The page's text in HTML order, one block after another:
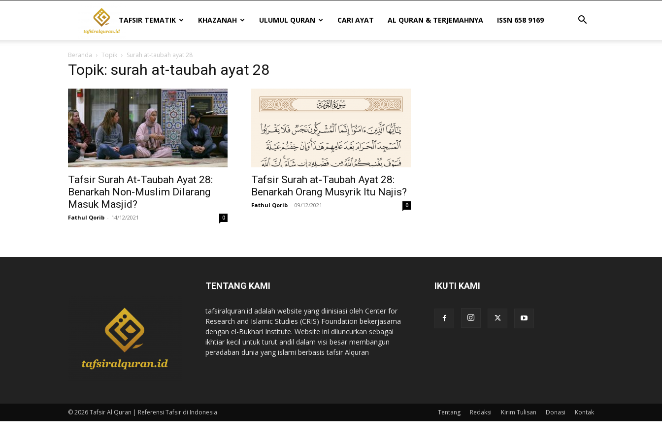
Tafsir
Al
Quran
Referensi
Tafsir
di
TAFSIR TEMATIK KHAZANAH ULUMUL QURAN CARI AYAT AL QURAN & TERJEMAHNYA ISSN 658 9169
Beranda Topik Surah at-taubah ayat 28
Topik: surah at-taubah ayat 28
Tafsir Surah At-Taubah Ayat 28:
Benarkah Non-Muslim Dilarang
Masuk Masjid?
Fathul Qorib - 14/12/2021 0
Tafsir Surah at-Taubah Ayat 28:
Benarkah Orang Musyrik Itu Najis?
Fathul Qorib - 09/12/2021 0
TENTANG KAMI
tafsiralquran.id adalah website yang diinisiasi oleh Center for
Research and Islamic Studies (CRIS) Foundation bekerjasama
dengan el-Bukhari Institute. Website ini diluncurkan sebagai
ikhtiar kecil untuk turut andil dalam visi besar membangun
peradaban dunia yang islami berbasis tafsir Alquran
IKUTI KAMI
Tentang Redaksi Kirim Tulisan Donasi Kontak
© 2026 Tafsir Al Quran | Referensi Tafsir di Indonesia